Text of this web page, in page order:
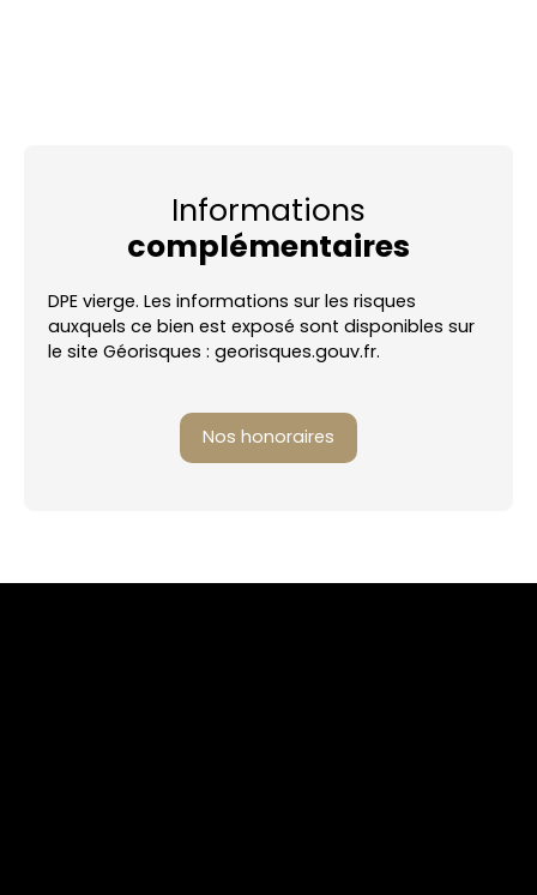
Informations
complémentaires
DPE vierge. Les informations sur les risques
auxquels ce bien est exposé sont disponibles sur
le site Géorisques : georisques.gouv.fr.
Nos honoraires